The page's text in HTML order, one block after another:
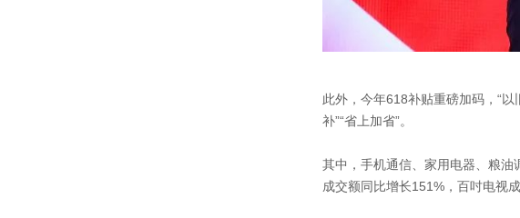
此外，今年618补贴重磅加码，“
补”“省上加省”。
其中，手机通信、家用电器、粮
成交额同比增长151%，百吋电视